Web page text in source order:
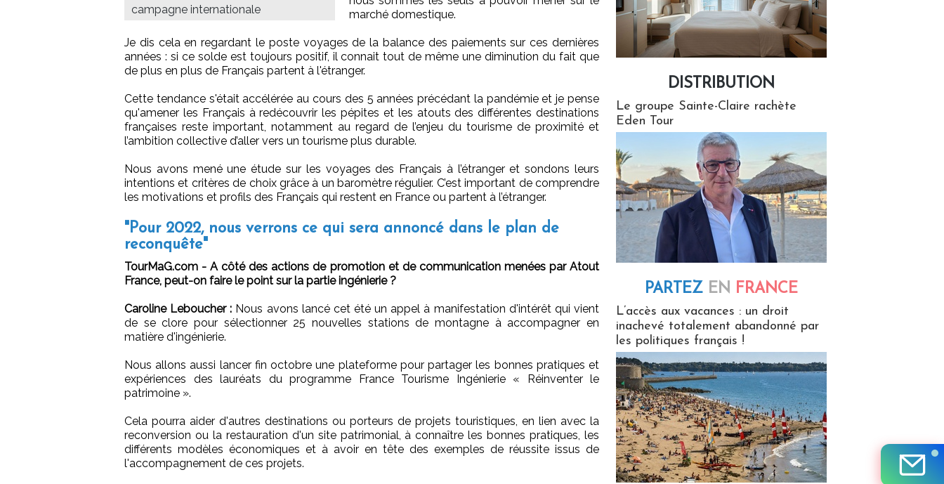
campagne internationale
marché domestique.
Je dis cela en regardant le poste voyages de la balance des paiements sur ces dernières
années : si ce solde est toujours positif, il connait tout de même une diminution du fait que
de plus en plus de Français partent à l'étranger.
Cette tendance s'était accélérée au cours des 5 années précédant la pandémie et je pense
qu'amener les Français à redécouvrir les pépites et les atouts des différentes destinations
françaises reste important, notamment au regard de l’enjeu du tourisme de proximité et
l’ambition collective d’aller vers un tourisme plus durable.
Nous avons mené une étude sur les voyages des Français à l’étranger et sondons leurs
intentions et critères de choix grâce à un baromètre régulier. C’est important de comprendre
les motivations et profils des Français qui restent en France ou partent à l’étranger.
"Pour 2022, nous verrons ce qui sera annoncé dans le plan de
reconquête"
TourMaG.com - A côté des actions de promotion et de communication menées par Atout
France, peut-on faire le point sur la partie ingénierie ?
Caroline Leboucher : Nous avons lancé cet été un appel à manifestation d'intérêt qui vient
de se clore pour sélectionner 25 nouvelles stations de montagne à accompagner en
matière d'ingénierie.
Nous allons aussi lancer fin octobre une plateforme pour partager les bonnes pratiques et
expériences des lauréats du programme France Tourisme Ingénierie « Réinventer le
patrimoine ».
Cela pourra aider d'autres destinations ou porteurs de projets touristiques, en lien avec la
reconversion ou la restauration d'un site patrimonial, à connaître les bonnes pratiques, les
différents modèles économiques et à avoir en tête des exemples de réussite issus de
l'accompagnement de ces projets.
DISTRIBUTION
Le groupe Sainte-Claire rachète
Eden Tour
PARTEZ EN FRANCE
L’accès aux vacances : un droit
inachevé totalement abandonné par
les politiques français !